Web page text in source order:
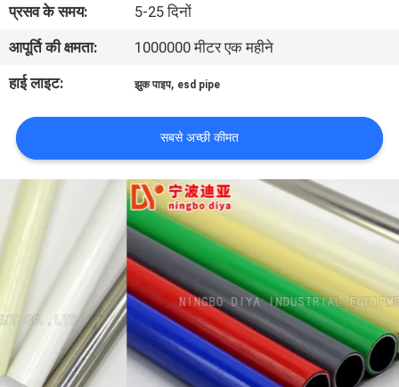
संपर्क
करें
समाचार
मामलों
एक
उद्धरण
की
विनती
करे
प्रसव के समय:
5-25 दिनों
आपूर्ति की क्षमता:
1000000 मीटर एक महीने
हाई लाइट:
झुक पाइप, esd pipe
सबसे अच्छी कीमत